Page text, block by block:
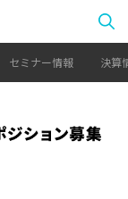
セミナー情報 決算